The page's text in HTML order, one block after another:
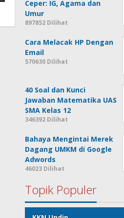
Ceper: IG, Agama dan
Umur
897852 Dilihat
Cara Melacak HP Dengan
Email
570630 Dilihat
40 Soal dan Kunci
Jawaban Matematika UAS
SMA Kelas 12
346392 Dilihat
Bahaya Mengintai Merek
Dagang UMKM di Google
Adwords
46023 Dilihat
Topik Populer